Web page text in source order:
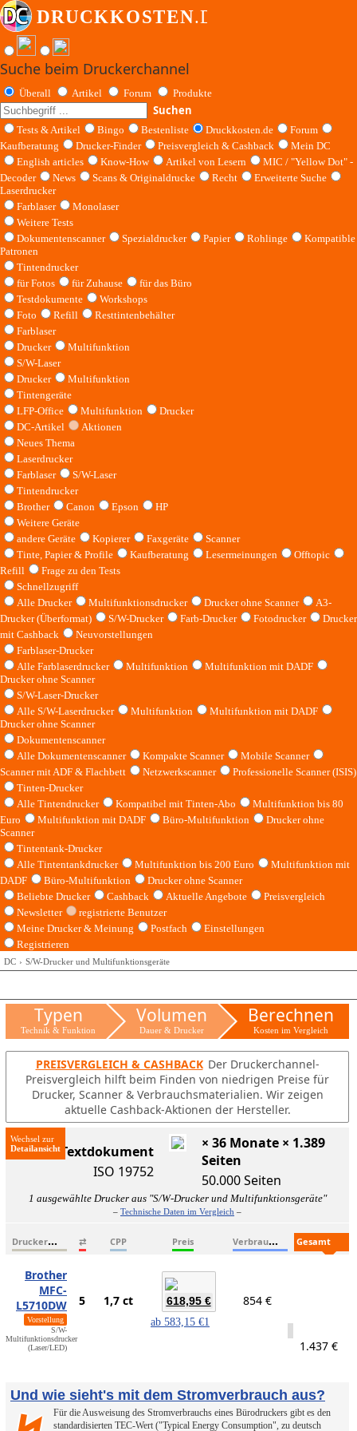
Suche beim Druckerchannel
Überall Artikel Forum Produkte
Suchen
Tests & Artikel Bingo Bestenliste Druckkosten.de
Forum
Kaufberatung
Drucker-Finder Preisvergleich & Cashback
Mein DC
English articles
Know-How Artikel von Lesern
MIC / "Yellow Dot" -
Decoder
News Scans & Originaldrucke Recht
Erweiterte Suche
Laserdrucker
Farblaser
Monolaser
Weitere Tests
Dokumentenscanner
Spezialdrucker Papier Rohlinge
Kompatible
Patronen
Tintendrucker
für Fotos
für Zuhause
für das Büro
Testdokumente
Workshops
Foto
Refill
Resttintenbehälter
Farblaser
Drucker
Multifunktion
S/W-Laser
Drucker
Multifunktion
Tintengeräte
LFP-Office
Multifunktion
Drucker
DC-Artikel
Aktionen
Neues Thema
Laserdrucker
Farblaser
S/W-Laser
Tintendrucker
Brother
Canon Epson
HP
Weitere Geräte
andere Geräte
Kopierer Faxgeräte
Scanner
Tinte, Papier & Profile
Kaufberatung Lesermeinungen
Offtopic
Refill
Frage zu den Tests
Schnellzugriff
Alle Drucker
Multifunktionsdrucker Drucker ohne Scanner
A3-
Drucker (Überformat)
S/W-Drucker Farb-Drucker Fotodrucker
Drucker
mit Cashback
Neuvorstellungen
Farblaser-Drucker
Alle Farblaserdrucker
Multifunktion
Multifunktion mit DADF
Drucker ohne Scanner
S/W-Laser-Drucker
Alle S/W-Laserdrucker
Multifunktion
Multifunktion mit DADF
Drucker ohne Scanner
Dokumentenscanner
Alle Dokumentenscanner
Kompakte Scanner
Mobile Scanner
Scanner mit ADF & Flachbett
Netzwerkscanner
Professionelle Scanner (ISIS)
Tinten-Drucker
Alle Tintendrucker
Kompatibel mit Tinten-Abo
Multifunktion bis 80
Euro
Multifunktion mit DADF Büro-Multifunktion
Drucker ohne
Scanner
Tintentank-Drucker
Alle Tintentankdrucker
Multifunktion bis 200 Euro
Multifunktion mit
DADF
Büro-Multifunktion
Drucker ohne Scanner
Beliebte Drucker
Cashback Aktuelle Angebote
Preisvergleich
Newsletter
registrierte Benutzer
Meine Drucker & Meinung
Postfach
Einstellungen
Registrieren
DC S/W-Drucker und Multifunktionsgeräte
Typen
Technik & Funktion
Volumen
Dauer & Drucker
Berechnen
Kosten im Vergleich
PREISVERGLEICH & CASHBACK Der Druckerchannel-
Preisvergleich hilft beim Finden von niedrigen Preise für
Drucker, Scanner & Verbrauchsmaterialien. Wir zeigen
aktuelle Cashback-Aktionen der Hersteller.
Wechsel zur
ISO-Textdokument
ISO 19752
× 36 Monate × 1.389
Seiten
50.000 Seiten
1 ausgewählte Drucker aus "S/W-Drucker und Multifunktionsgeräte"
– Technische Daten im Vergleich –
D
ruckername ⇄ CPP Preis V
erbrauchsmaterialien
Brother
MFC-
L5710DW
Vorstellung
S/W-
Multifunktionsdrucker
(Laser/LED)
5 1,7 ct 618,95 €
ab 583,15 €1
854 €
1.437 €
Und wie sieht's mit dem Stromverbrauch aus?
Für die Ausweisung des Stromverbrauchs eines Bürodruckers gibt es den
standardisierten TEC-Wert ("Typical Energy Consumption", zu deutsch